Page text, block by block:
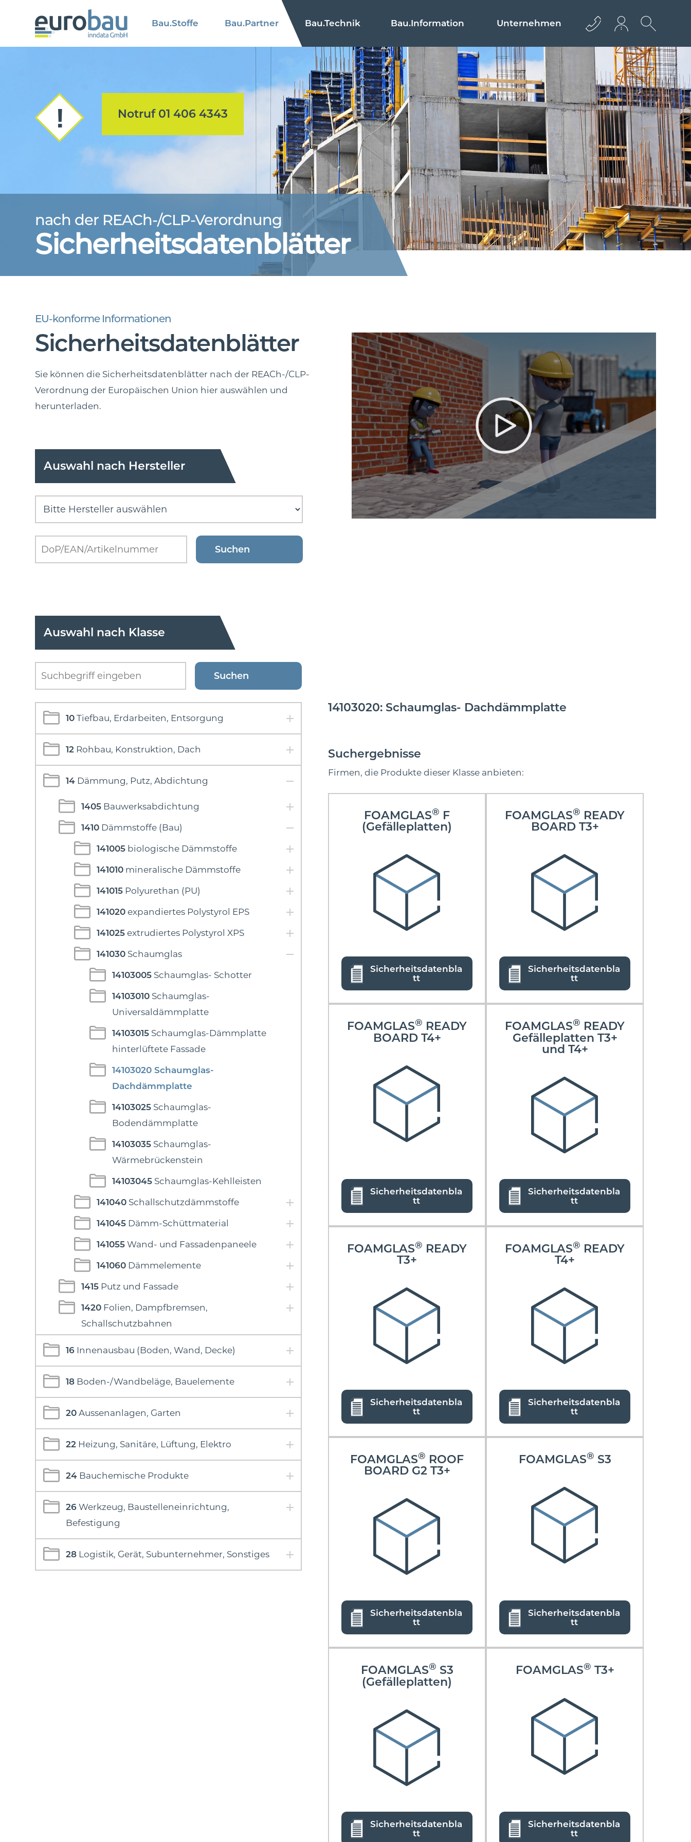
Bau.Stoffe Bau.Partner Bau.Technik Bau.Information Unternehmen
+43 512 362233
info@euro­bau.com
inndata
Notruf 01 406 4343
nach der REACh-/CLP-Verordnung
Sicherheitsdatenblätter
EU-konforme Informationen
Sicherheitsdatenblätter
Sie können die Sicherheitsdatenblätter nach der REACh-/CLP-
Verordnung der Europäischen Union hier auswählen und
herunterladen.
Auswahl nach Hersteller
Auswahl nach Klasse
10 Tiefbau, Erdarbeiten, Entsorgung
12 Rohbau, Konstruktion, Dach
14 Dämmung, Putz, Abdichtung
1405 Bauwerksabdichtung
1410 Dämmstoffe (Bau)
141005 biologische Dämmstoffe
141010 mineralische Dämmstoffe
141015 Polyurethan (PU)
141020 expandiertes Polystyrol EPS
141025 extrudiertes Polystyrol XPS
141030 Schaumglas
14103005 Schaumglas- Schotter
14103010 Schaumglas-
Universaldämmplatte
14103015 Schaumglas-Dämmplatte
hinterlüftete Fassade
14103020 Schaumglas-
Dachdämmplatte
14103025 Schaumglas-
Bodendämmplatte
14103035 Schaumglas-
Wärmebrückenstein
14103045 Schaumglas-Kehlleisten
141040 Schallschutzdämmstoffe
141045 Dämm-Schüttmaterial
141055 Wand- und Fassadenpaneele
141060 Dämmelemente
1415 Putz und Fassade
1420 Folien, Dampfbremsen,
Schallschutzbahnen
16 Innenausbau (Boden, Wand, Decke)
18 Boden-/Wandbeläge, Bauelemente
20 Aussenanlagen, Garten
22 Heizung, Sanitäre, Lüftung, Elektro
24 Bauchemische Produkte
26 Werkzeug, Baustelleneinrichtung,
Befestigung
28 Logistik, Gerät, Subunternehmer, Sonstiges
14103020: Schaumglas- Dachdämmplatte
Suchergebnisse
Firmen, die Produkte dieser Klasse anbieten:
FOAMGLAS® F
(Gefälleplatten)
Sicherheitsdatenbla
tt
FOAMGLAS® READY
BOARD T3+
Sicherheitsdatenbla
tt
FOAMGLAS® READY
BOARD T4+
Sicherheitsdatenbla
tt
FOAMGLAS® READY
Gefälleplatten T3+
und T4+
Sicherheitsdatenbla
tt
FOAMGLAS® READY
T3+
Sicherheitsdatenbla
tt
FOAMGLAS® READY
T4+
Sicherheitsdatenbla
tt
FOAMGLAS® ROOF
BOARD G2 T3+
Sicherheitsdatenbla
tt
FOAMGLAS® S3
Sicherheitsdatenbla
tt
FOAMGLAS® S3
(Gefälleplatten)
Sicherheitsdatenbla
tt
FOAMGLAS® T3+
Sicherheitsdatenbla
tt